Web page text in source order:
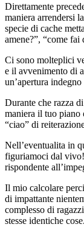
Direttamente
maniera arrendersi
specie di cache
amene?”, “come fai
Ci sono molteplici
e il avvenimento di
un’apertura
Durante che razza
maniera il tuo piano
“ciao” di
Nell’eventualita in
figuriamoci dal vivo!
rispondente
Il mio calcolare
di impattante
complesso di
stesse identiche cose.